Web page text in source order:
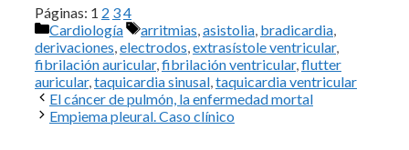
Páginas: 1 2 34
Categorías
Cardiología Etiquetas
arritmias asistolia bradicardia
derivaciones electrodos extrasístole ventricular,
fibrilación auricular, fibrilación ventricular, flutter
auricular, taquicardia sinusal taquicardia ventricular
El cáncer de pulmón, la enfermedad mortal
Empiema pleural. Caso clínico